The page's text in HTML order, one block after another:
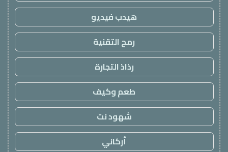
هيدب فيديو
رمح التقنية
رذاذ التجارة
طعم وكيف
شهود نت
أركاني